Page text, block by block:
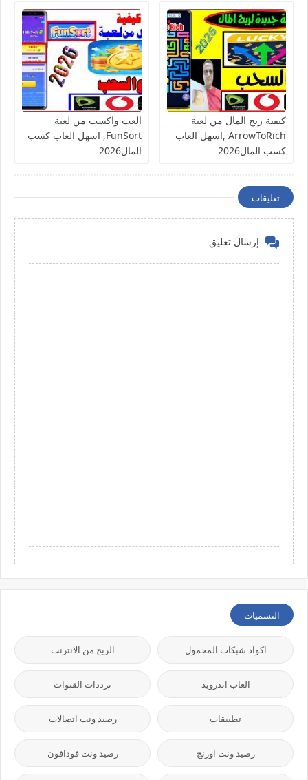
كيفية ربح المال من لعبة
ArrowToRich ,اسهل العاب
كسب المال2026
العب واكسب من لعبة
FunSort, اسهل العاب كسب
المال2026
تعليقات
إرسال تعليق
التسميات
اكواد شبكات المحمول الربح من الانترنت
العاب اندرويد ترددات القنوات
تطبيقات رصيد ونت اتصالات
رصيد ونت اورنج رصيد ونت فودافون